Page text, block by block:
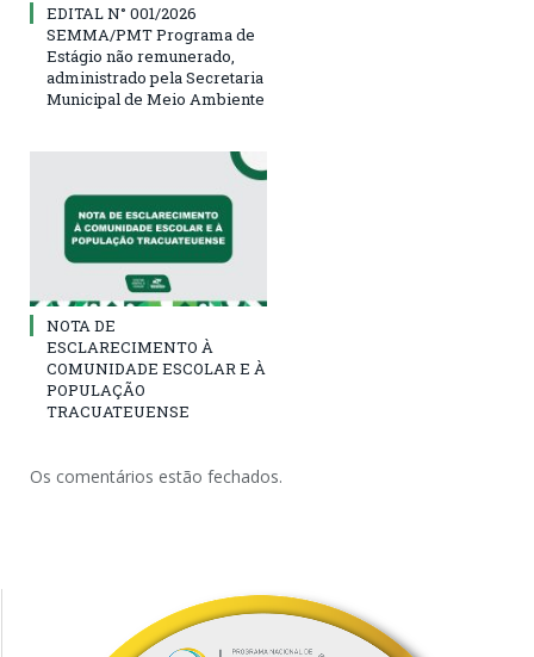
EDITAL N° 001/2026
SEMMA/PMT Programa de
Estágio não remunerado,
administrado pela Secretaria
Municipal de Meio Ambiente
NOTA DE
ESCLARECIMENTO À
COMUNIDADE ESCOLAR E À
POPULAÇÃO
TRACUATEUENSE
Os comentários estão fechados.